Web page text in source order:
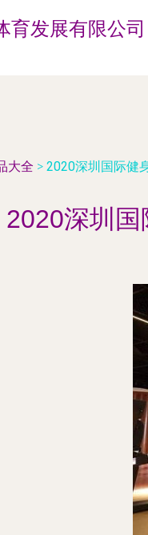
育发展有限公司
大全 > 2020深圳国际健
2020深圳